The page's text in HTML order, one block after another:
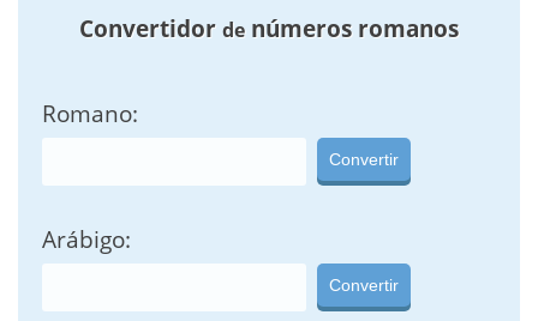
Convertidor de números romanos
Romano:
Convertir
Arábigo:
Convertir